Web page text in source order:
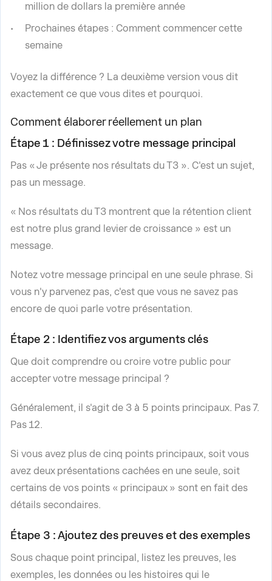
million de dollars la première année
Prochaines étapes : Comment commencer cette
semaine
Voyez la différence ? La deuxième version vous dit
exactement ce que vous dites et pourquoi.
Comment élaborer réellement un plan
Étape 1 : Définissez votre message principal
Pas « Je présente nos résultats du T3 ». C'est un sujet,
pas un message.
« Nos résultats du T3 montrent que la rétention client
est notre plus grand levier de croissance » est un
message.
Notez votre message principal en une seule phrase. Si
vous n'y parvenez pas, c'est que vous ne savez pas
encore de quoi parle votre présentation.
Étape 2 : Identifiez vos arguments clés
Que doit comprendre ou croire votre public pour
accepter votre message principal ?
Généralement, il s'agit de 3 à 5 points principaux. Pas 7.
Pas 12.
Si vous avez plus de cinq points principaux, soit vous
avez deux présentations cachées en une seule, soit
certains de vos points « principaux » sont en fait des
détails secondaires.
Étape 3 : Ajoutez des preuves et des exemples
Sous chaque point principal, listez les preuves, les
exemples, les données ou les histoires qui le